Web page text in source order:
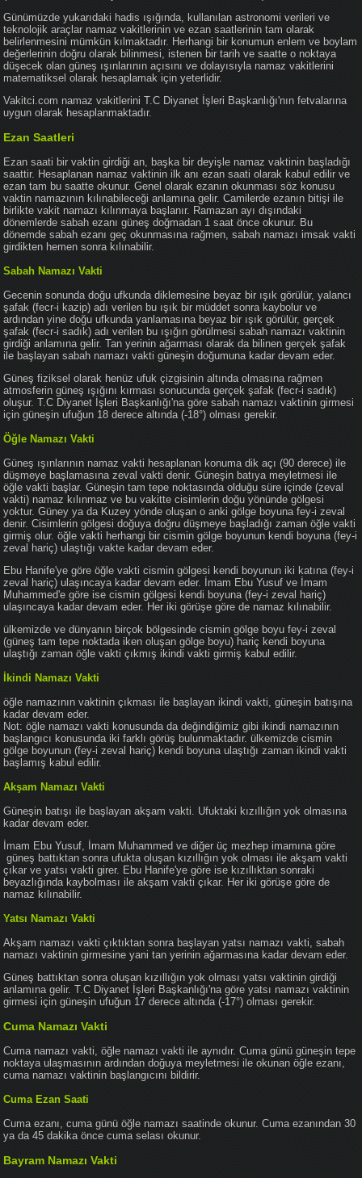
Günümüzde yukarıdaki hadis ışığında, kullanılan astronomi verileri ve
teknolojik araçlar namaz vakitlerinin ve ezan saatlerinin tam olarak
belirlenmesini mümkün kılmaktadır. Herhangi bir konumun enlem ve boylam
değerlerinin doğru olarak bilinmesi, istenen bir tarih ve saatte o noktaya
düşecek olan güneş ışınlarının açısını ve dolayısıyla namaz vakitlerini
matematiksel olarak hesaplamak için yeterlidir.
Vakitci.com namaz vakitlerini T.C Diyanet İşleri Başkanlığı'nın fetvalarına
uygun olarak hesaplanmaktadır.
Ezan Saatleri
Ezan saati bir vaktin girdiği an, başka bir deyişle namaz vaktinin başladığı
saattir. Hesaplanan namaz vaktinin ilk anı ezan saati olarak kabul edilir ve
ezan tam bu saatte okunur. Genel olarak ezanın okunması söz konusu
vaktin namazının kılınabileceği anlamına gelir. Camilerde ezanın bitişi ile
birlikte vakit namazı kılınmaya başlanır. Ramazan ayı dışındaki
dönemlerde sabah ezanı güneş doğmadan 1 saat önce okunur. Bu
dönemde sabah ezanı geç okunmasına rağmen, sabah namazı imsak vakti
girdikten hemen sonra kılınabilir.
Sabah Namazı Vakti
Gecenin sonunda doğu ufkunda diklemesine beyaz bir ışık görülür, yalancı
şafak (fecr-i kazip) adı verilen bu ışık bir müddet sonra kaybolur ve
ardından yine doğu ufkunda yanlamasına beyaz bir ışık görülür, gerçek
şafak (fecr-i sadık) adı verilen bu ışığın görülmesi sabah namazı vaktinin
girdiği anlamına gelir. Tan yerinin ağarması olarak da bilinen gerçek şafak
ile başlayan sabah namazı vakti güneşin doğumuna kadar devam eder.
Güneş fiziksel olarak henüz ufuk çizgisinin altında olmasına rağmen
atmosferin güneş ışığını kırması sonucunda gerçek şafak (fecr-i sadık)
oluşur. T.C Diyanet İşleri Başkanlığı'na göre sabah namazı vaktinin girmesi
için güneşin ufuğun 18 derece altında (-18°) olması gerekir.
Öğle Namazı Vakti
Güneş ışınlarının namaz vakti hesaplanan konuma dik açı (90 derece) ile
düşmeye başlamasına zeval vakti denir. Güneşin batıya meyletmesi ile
öğle vakti başlar. Güneşin tam tepe noktasında olduğu süre içinde (zeval
vakti) namaz kılınmaz ve bu vakitte cisimlerin doğu yönünde gölgesi
yoktur. Güney ya da Kuzey yönde oluşan o anki gölge boyuna fey-i zeval
denir. Cisimlerin gölgesi doğuya doğru düşmeye başladığı zaman öğle vakti
girmiş olur. öğle vakti herhangi bir cismin gölge boyunun kendi boyuna (fey-i
zeval hariç) ulaştığı vakte kadar devam eder.
Ebu Hanife'ye göre öğle vakti cismin gölgesi kendi boyunun iki katına (fey-i
zeval hariç) ulaşıncaya kadar devam eder. İmam Ebu Yusuf ve İmam
Muhammed'e göre ise cismin gölgesi kendi boyuna (fey-i zeval hariç)
ulaşıncaya kadar devam eder. Her iki görüşe göre de namaz kılınabilir.
ülkemizde ve dünyanın birçok bölgesinde cismin gölge boyu fey-i zeval
(güneş tam tepe noktada iken oluşan gölge boyu) hariç kendi boyuna
ulaştığı zaman öğle vakti çıkmış ikindi vakti girmiş kabul edilir.
İkindi Namazı Vakti
öğle namazının vaktinin çıkması ile başlayan ikindi vakti, güneşin batışına
kadar devam eder.
Not: öğle namazı vakti konusunda da değindiğimiz gibi ikindi namazının
başlangıcı konusunda iki farklı görüş bulunmaktadır. ülkemizde cismin
gölge boyunun (fey-i zeval hariç) kendi boyuna ulaştığı zaman ikindi vakti
başlamış kabul edilir.
Akşam Namazı Vakti
Güneşin batışı ile başlayan akşam vakti. Ufuktaki kızıllığın yok olmasına
kadar devam eder.
İmam Ebu Yusuf, İmam Muhammed ve diğer üç mezhep imamına göre
güneş battıktan sonra ufukta oluşan kızıllığın yok olması ile akşam vakti
çıkar ve yatsı vakti girer. Ebu Hanife'ye göre ise kızıllıktan sonraki
beyazlığında kaybolması ile akşam vakti çıkar. Her iki görüşe göre de
namaz kılınabilir.
Yatsı Namazı Vakti
Akşam namazı vakti çıktıktan sonra başlayan yatsı namazı vakti, sabah
namazı vaktinin girmesine yani tan yerinin ağarmasına kadar devam eder.
Güneş battıktan sonra oluşan kızıllığın yok olması yatsı vaktinin girdiği
anlamına gelir. T.C Diyanet İşleri Başkanlığı'na göre yatsı namazı vaktinin
girmesi için güneşin ufuğun 17 derece altında (-17°) olması gerekir.
Cuma Namazı Vakti
Cuma namazı vakti, öğle namazı vakti ile aynıdır. Cuma günü güneşin tepe
noktaya ulaşmasının ardından doğuya meyletmesi ile okunan öğle ezanı,
cuma namazı vaktinin başlangıcını bildirir.
Cuma Ezan Saati
Cuma ezanı, cuma günü öğle namazı saatinde okunur. Cuma ezanından 30
ya da 45 dakika önce cuma selası okunur.
Bayram Namazı Vakti